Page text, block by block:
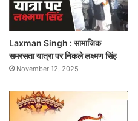
Laxman Singh : सामाजिक
समरसता यात्रा पर निकले लक्ष्मण सिंह
November 12, 2025